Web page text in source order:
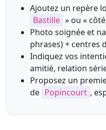
Ajoutez un repère
Bastille » ou « côté
Photo soignée et
phrases) + centres
Indiquez vos
amitié, relation
Proposez un
de Popincourt ,